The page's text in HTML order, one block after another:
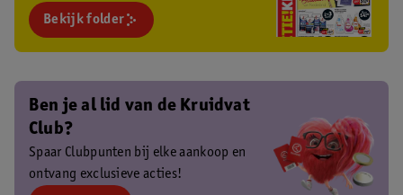
Bekijk folder
Ben je al lid van de Kruidvat
Club?
Spaar Clubpunten bij elke aankoop en
ontvang exclusieve acties!